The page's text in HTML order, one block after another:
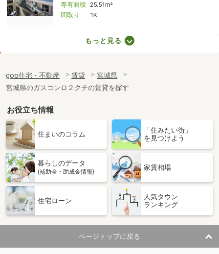
専有面積 25.51m²
間取り
1K
宮城県柴田郡大河原町字住吉町
専有面積
36.3m²
間取り
1K
宮城県仙台市青葉区荒巻本沢３
価 格
3.70万円
宮城県仙台市青葉区荒巻本沢３
専有面積 26m²
間取り
宮城県遠田郡涌谷町字渋江
住 所
宮城県遠田郡涌谷町字渋江
専有面積 57.64m²
間取り
2LDK
もっと見る
goo住宅・不動産 賃貸
宮城県
宮城県のガスコンロ２クチの賃貸を探す
お役立ち情報
住まいのコラム
「住みたい街」
を見つけよう
暮らしのデータ
(補助金・助成金情報)
家賃相場
住宅ローン
人気タウン
ランキング
ページトップに戻る